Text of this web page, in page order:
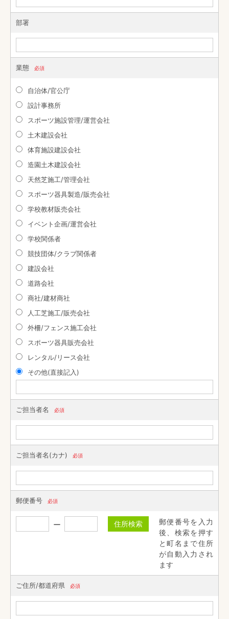
部署
業態 必須
自治体/官公庁
設計事務所
スポーツ施設管理/運営会社
土木建設会社
体育施設建設会社
造園土木建設会社
天然芝施工/管理会社
スポーツ器具製造/販売会社
学校教材販売会社
イベント企画/運営会社
学校関係者
競技団体/クラブ関係者
建設会社
道路会社
商社/建材商社
人工芝施工/販売会社
外柵/フェンス施工会社
スポーツ器具販売会社
レンタル/リース会社
その他(直接記入)
ご担当者名 必須
ご担当者名(カナ) 必須
郵便番号 必須
住所検索
郵便番号を入力
後、検索を押す
と町名まで住所
が自動入力され
ます
ご住所/都道府県 必須